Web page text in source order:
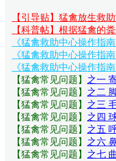
【引导贴】猛禽放生救
【科普帖】根据猛禽的
《猛禽救助中心操作指南
《猛禽救助中心操作指南
《猛禽救助中心操作指南
【猛禽常见问题 】 之一
【猛禽常见问题 】 之二
【猛禽常见问题 】 之三
【猛禽常见问题 】 之四
【猛禽常见问题 】 之五
【猛禽常见问题 】 之六
【猛禽常见问题 】 之七